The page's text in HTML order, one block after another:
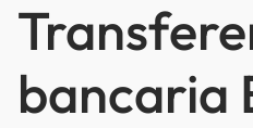
bancaria